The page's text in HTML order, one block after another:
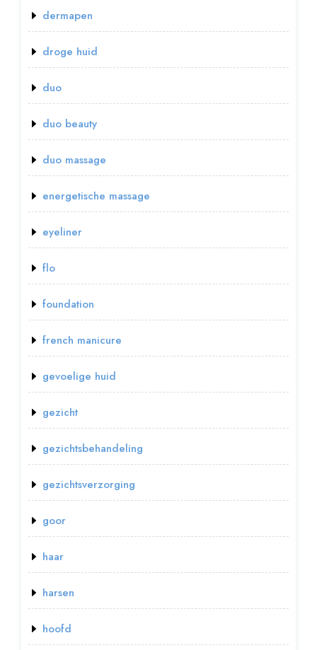
dermapen
droge huid
duo
duo beauty
duo massage
energetische massage
eyeliner
flo
foundation
french manicure
gevoelige huid
gezicht
gezichtsbehandeling
gezichtsverzorging
goor
haar
harsen
hoofd